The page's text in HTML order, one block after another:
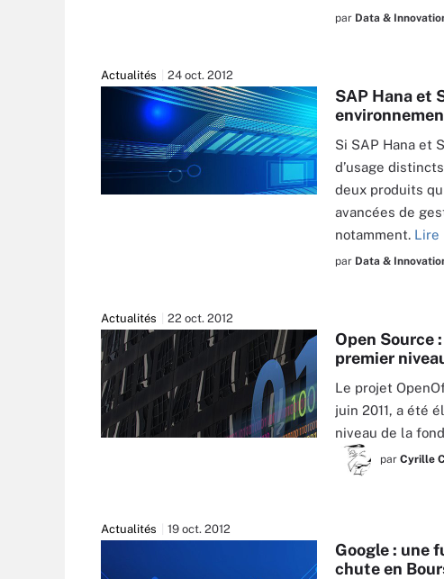
par Data &
Actualités 24 oct. 2012
SAP Hana et
Si SAP Hana et
d’usage
deux produits
avancées de
notamment. Lire
par Data &
Actualités 22 oct. 2012
Open Source
premier
Le projet
juin 2011, a été
niveau de la
par Cyrille
Actualités 19 oct. 2012
Google : une
chute en